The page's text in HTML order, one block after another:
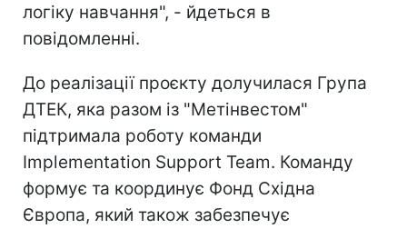
логіку навчання", - йдеться в
повідомленні.
До реалізації проєкту долучилася Група
ДТЕК, яка разом із "Метінвестом"
підтримала роботу команди
Implementation Support Team. Команду
формує та координує Фонд Східна
Європа, який також забезпечує